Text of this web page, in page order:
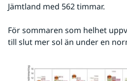
Jämtland med 562 timmar.
För sommaren som helhet
till slut mer sol än under en